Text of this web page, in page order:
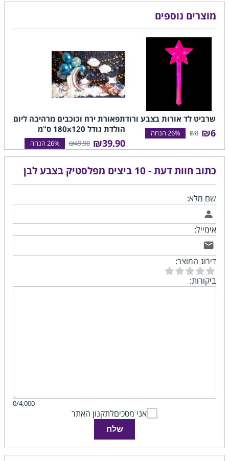
כתוב חוות דעת - 10 ביצים מפלסטיק בצבע לבן
שם מלא:
אימייל:
דירוג המוצר:
ביקורות:
0/4,000
אני מסכיםלתקנון האתר
שלח
מוצרים נוספים
שרביט לד אורות בצבע ורוד
₪6
₪8
תפאורת ירח וכוכבים מרהיבה ליום
הולדת גודל 180x120 ס"מ
₪39.90
₪49.90